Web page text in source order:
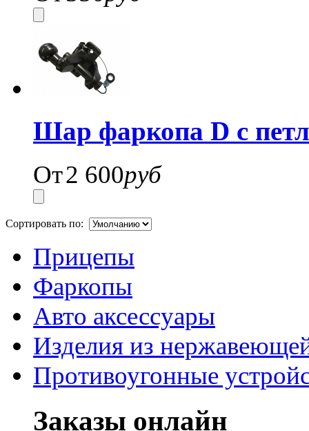
Шар фаркопа D с
От2 600руб
Сортировать по:
Прицепы
Фаркопы
Авто аксессуары
Изделия из
Противоугонные
Заказы онлайн